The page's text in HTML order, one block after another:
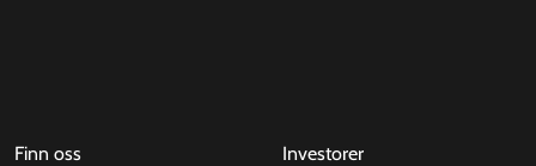
Finn oss
Investorer